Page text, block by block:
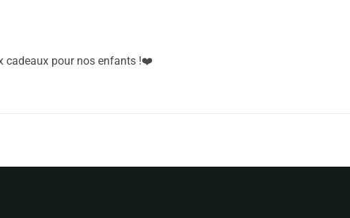
des dons ira au fonds d'urgence de Po Leung Kuk pour la
d'amour,
cadeaux pour nos enfants !❤️